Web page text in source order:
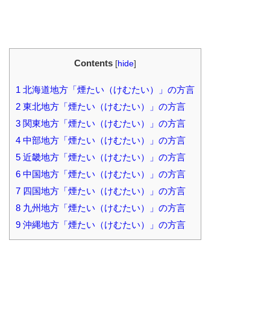
Contents [hide]
1 北海道地方「煙たい（けむたい）」の方言
2 東北地方「煙たい（けむたい）」の方言
3 関東地方「煙たい（けむたい）」の方言
4 中部地方「煙たい（けむたい）」の方言
5 近畿地方「煙たい（けむたい）」の方言
6 中国地方「煙たい（けむたい）」の方言
7 四国地方「煙たい（けむたい）」の方言
8 九州地方「煙たい（けむたい）」の方言
9 沖縄地方「煙たい（けむたい）」の方言